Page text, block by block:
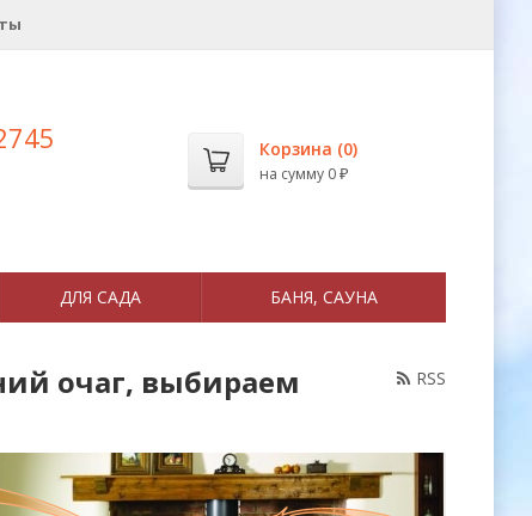
Корзина (0)
на сумму 0 ₽
ДЛЯ САДА БАНЯ, САУНА
RSS
очаг, выбираем